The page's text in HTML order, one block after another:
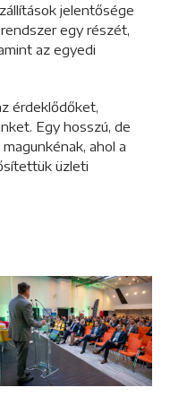
jelentősége
egy részét,
az egyedi
érdeklődőket,
Egy hosszú, de
ahol a
üzleti